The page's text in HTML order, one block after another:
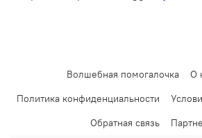
Волшебная помогалочка
О
Политика конфиденциальности
Обратная связь